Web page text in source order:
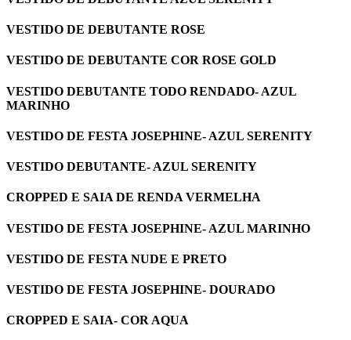
VESTIDO DE DEBUTANTE ROSE
VESTIDO DE DEBUTANTE COR ROSE GOLD
VESTIDO DEBUTANTE TODO RENDADO- AZUL
MARINHO
VESTIDO DE FESTA JOSEPHINE- AZUL SERENITY
VESTIDO DEBUTANTE- AZUL SERENITY
CROPPED E SAIA DE RENDA VERMELHA
VESTIDO DE FESTA JOSEPHINE- AZUL MARINHO
VESTIDO DE FESTA NUDE E PRETO
VESTIDO DE FESTA JOSEPHINE- DOURADO
CROPPED E SAIA- COR AQUA